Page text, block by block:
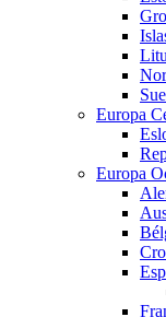
Europa
Europa